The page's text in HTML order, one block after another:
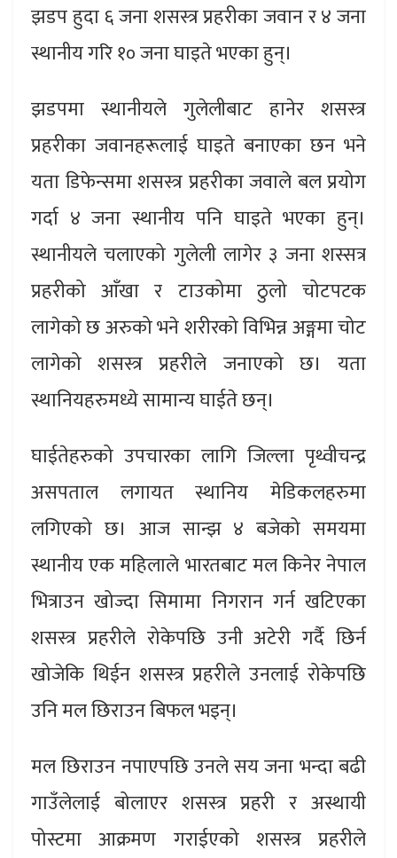
झडप हुदा ६ जना शसस्त्र प्रहरीका जवान र ४ जना
स्थानीय गरि १० जना घाइते भएका हुन्।
झडपमा स्थानीयले गुलेलीबाट हानेर शसस्त्र
प्रहरीका जवानहरूलाई घाइते बनाएका छन भने
यता डिफेन्समा शसस्त्र प्रहरीका जवाले बल प्रयोग
गर्दा ४ जना स्थानीय पनि घाइते भएका हुन्।
स्थानीयले चलाएको गुलेली लागेर ३ जना शस्सत्र
प्रहरीको आँखा र टाउकोमा ठुलो चोटपटक
लागेको छ अरुको भने शरीरको विभिन्न अङ्गमा चोट
लागेको शसस्त्र प्रहरीले जनाएको छ। यता
स्थानियहरुमध्ये सामान्य घाईते छन्।
घाईतेहरुको उपचारका लागि जिल्ला पृथ्वीचन्द्र
असपताल लगायत स्थानिय मेडिकलहरुमा
लगिएको छ। आज सान्झ ४ बजेको समयमा
स्थानीय एक महिलाले भारतबाट मल किनेर नेपाल
भित्राउन खोज्दा सिमामा निगरान गर्न खटिएका
शसस्त्र प्रहरीले रोकेपछि उनी अटेरी गर्दै छिर्न
खोजेकि थिईन शसस्त्र प्रहरीले उनलाई रोकेपछि
उनि मल छिराउन बिफल भइन्।
मल छिराउन नपाएपछि उनले सय जना भन्दा बढी
गाउँलेलाई बोलाएर शसस्त्र प्रहरी र अस्थायी
पोस्टमा आक्रमण गराईएको शसस्त्र प्रहरीले